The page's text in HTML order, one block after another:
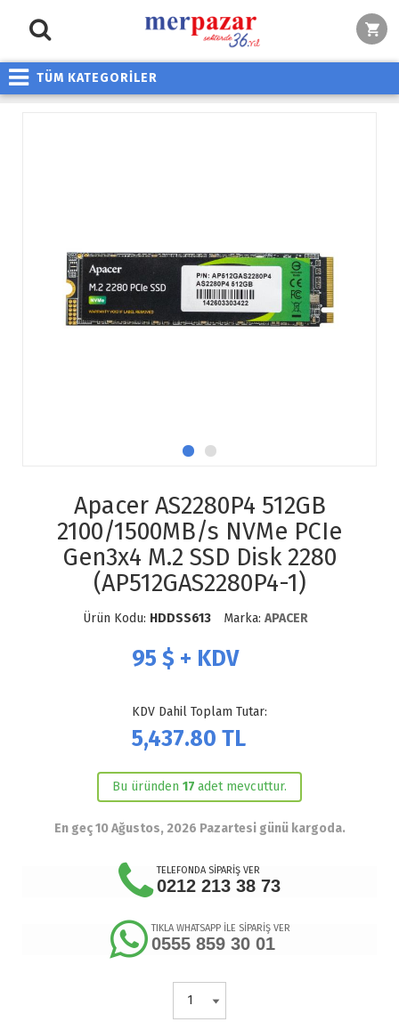
TÜM KATEGORİLER
Apacer AS2280P4 512GB
2100/1500MB/s NVMe PCIe
Gen3x4 M.2 SSD Disk 2280
(AP512GAS2280P4-1)
Ürün Kodu: HDDSS613 Marka: APACER
95 $ + KDV
KDV Dahil Toplam Tutar:
5,437.80 TL
Bu üründen 17 adet mevcuttur.
En geç 10 Ağustos, 2026 Pazartesi günü kargoda.
TELEFONDA SİPARİŞ VER
0212 213 38 73
TIKLA WHATSAPP İLE SİPARİŞ VER
0555 859 30 01